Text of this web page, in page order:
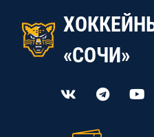
«СОЧИ»